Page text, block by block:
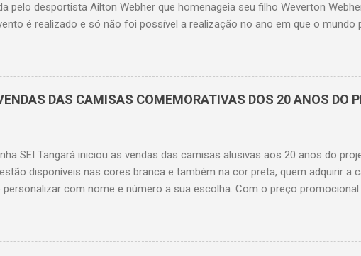
pelo desportista Ailton Webher que homenageia seu filho Weverton
é realizado e só não foi possível a realização no ano em que o mundo
de Lima com a realização das categorias Sub-11 (ano base 2014) e o Sub-
seguirá com a categoria Sub-15 (ano base 2010) que será realizado
85 com jogos ás sextas-feiras a partir do dia 19 de setembro. Na
...
DAS CAMISAS COMEMORATIVAS DOS 20 ANOS DO
SEI Tangará iniciou as vendas das camisas alusivas aos 20 anos do
disponíveis nas cores branca e também na cor preta, quem adquirir a
com nome e número a sua escolha. Com o preço promocional
para a fábrica de confecção. Até o momento mais de 50 camisas
do projeto.